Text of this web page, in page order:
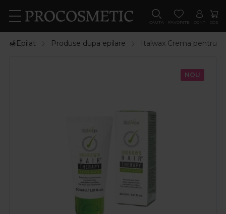
CAUTA FAVORITE CONT COS
🍯Epilat Produse dupa epilare Italwax Crema pentru
NOU